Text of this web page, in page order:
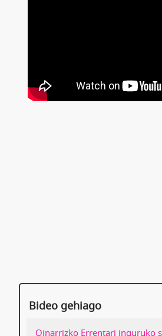
Bideo gehiago
Oinarrizko Errentari inguruko